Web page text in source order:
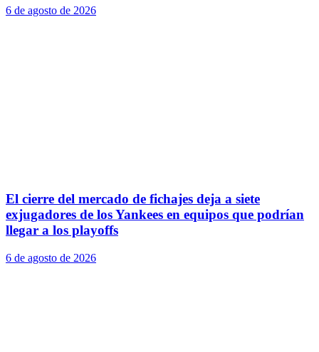
6 de agosto de 2026
El cierre del mercado de fichajes deja a siete
exjugadores de los Yankees en equipos que podrían
llegar a los playoffs
6 de agosto de 2026